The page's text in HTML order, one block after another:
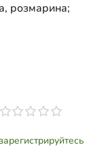
розмарина;